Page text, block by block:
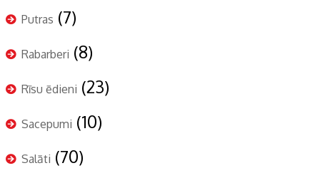
Putras (7)
Rabarberi (8)
Rīsu ēdieni (23)
Sacepumi (10)
Salāti (70)